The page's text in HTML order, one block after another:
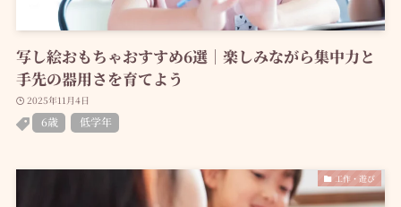
写し絵おもちゃおすすめ6選｜楽しみながら集中力と
手先の器用さを育てよう
2025年11月4日
6歳 低学年
工作・遊び